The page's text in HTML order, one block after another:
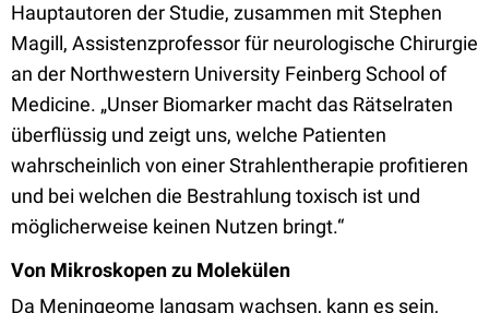
Hauptautoren der Studie, zusammen mit Stephen
Magill, Assistenzprofessor für neurologische Chirurgie
an der Northwestern University Feinberg School of
Medicine. „Unser Biomarker macht das Rätselraten
überflüssig und zeigt uns, welche Patienten
wahrscheinlich von einer Strahlentherapie profitieren
und bei welchen die Bestrahlung toxisch ist und
möglicherweise keinen Nutzen bringt.“
Von Mikroskopen zu Molekülen
Da Meningeome langsam wachsen, kann es sein,